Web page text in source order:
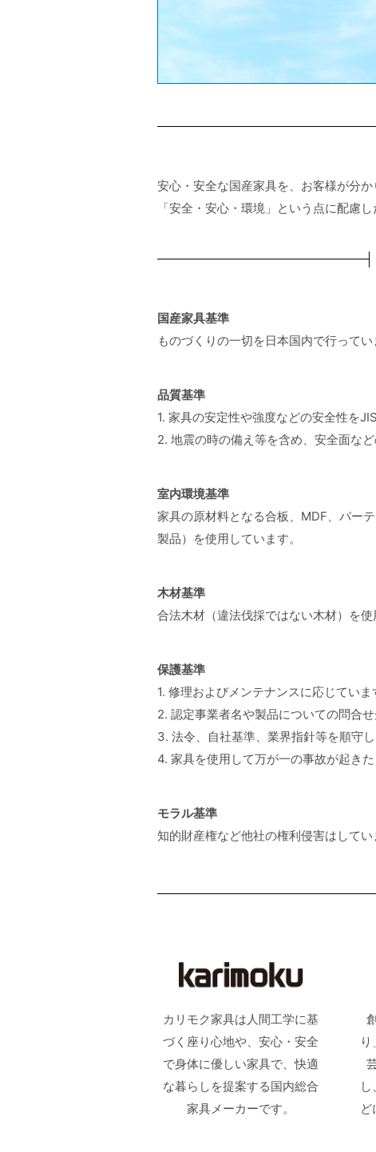
安心・安全な国産家具を、お客様が分
「安全・安心・環境」という点に配慮
国産家具基準
ものづくりの一切を日本国内で行って
品質基準
1. 家具の安定性や強度などの安全性を
2. 地震の時の備え等を含め、安全面な
室内環境基準
家具の原材料となる合板、MDF、パ
製品）を使用しています。
木材基準
合法木材（違法伐採ではない木材）を
保護基準
1. 修理およびメンテナンスに応じていま
2. 認定事業者名や製品についての問合
3. 法令、自社基準、業界指針等を順守
4. 家具を使用して万が一の事故が起き
モラル基準
知的財産権など他社の権利侵害はしてい
カリモク家具は人間工学に基
づく座り心地や、安心・安全
で身体に優しい家具で、快適
な暮らしを提案する国内総合
家具メーカーです。
ど